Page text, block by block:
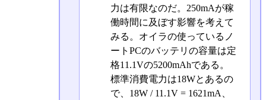
力は有限なのだ。250mAが稼
働時間に及ぼす影響を考えて
みる。オイラの使っているノ
ートPCのバッテリの容量は定
格11.1Vの5200mAhである。
標準消費電力は18Wとあるの
で、18W / 11.1V = 1621mA、